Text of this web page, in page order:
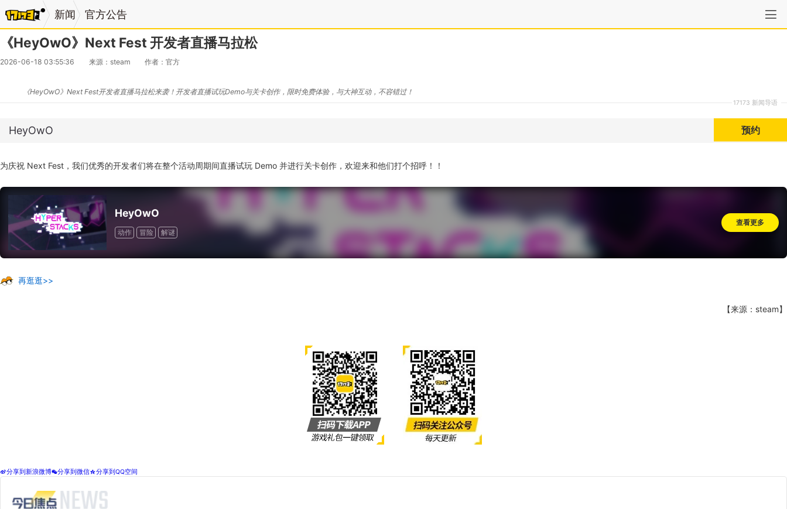
新闻 官方公告
《HeyOwO》Next Fest 开发者直播马拉松
2026-06-18 03:55:36 来源：steam 作者：官方
17173 新闻导语
《HeyOwO》Next Fest开发者直播马拉松来袭！开发者直播试玩Demo与关卡创作，限时免费体验，与大神互动，不容错过！
HeyOwO 预约
为庆祝 Next Fest，我们优秀的开发者们将在整个活动周期间直播试玩 Demo 并进行关卡创作，欢迎来和他们打个招呼！！
HeyOwO
动作 冒险 解谜
查看更多
再逛逛>>
【来源：steam】
t分享到新浪微博w分享到微信z分享到QQ空间